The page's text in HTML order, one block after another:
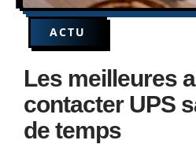
ACTU
Les meilleures
contacter UPS
de temps